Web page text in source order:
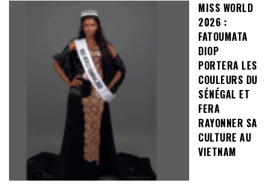
MISS WORLD
2026 :
FATOUMATA
DIOP
PORTERA LES
COULEURS DU
SÉNÉGAL ET
FERA
RAYONNER SA
CULTURE AU
VIETNAM